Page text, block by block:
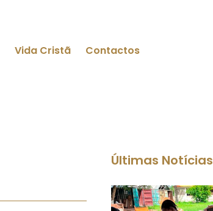
Vida Cristã Contactos
Últimas Notícias